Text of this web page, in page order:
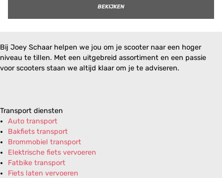
BEKIJKEN
Bij Joey Schaar helpen we jou om je scooter naar een hoger
niveau te tillen. Met een uitgebreid assortiment en een passie
voor scooters staan we altijd klaar om je te adviseren.
Transport diensten
Auto transport
Bakfiets transport
Brommobiel transport
Elektrische fiets vervoeren
Fatbike transport
Fiets laten vervoeren